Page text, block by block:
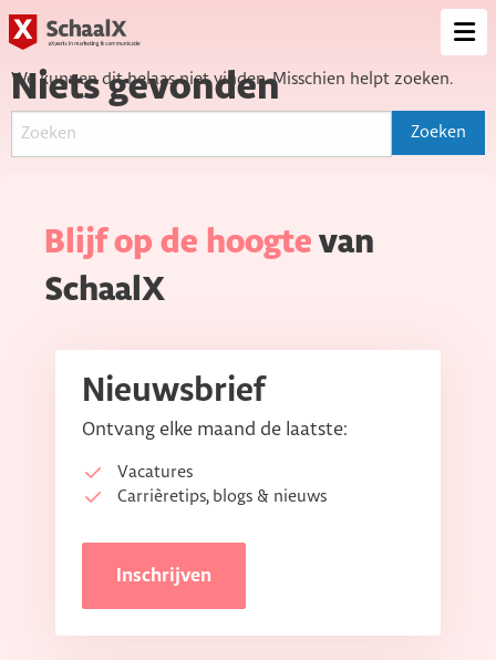
Niets gevonden
We kunnen dit helaas niet vinden. Misschien helpt zoeken.
Blijf op de hoogte van
SchaalX
Nieuwsbrief
Ontvang elke maand de laatste:
Vacatures
Carrièretips, blogs & nieuws
Inschrijven